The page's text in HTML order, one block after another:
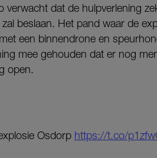
verwacht dat de hulpverlening
beslaan. Het pand waar de
een binnendrone en
mee gehouden dat er nog
open.
Osdorp https://t.co/